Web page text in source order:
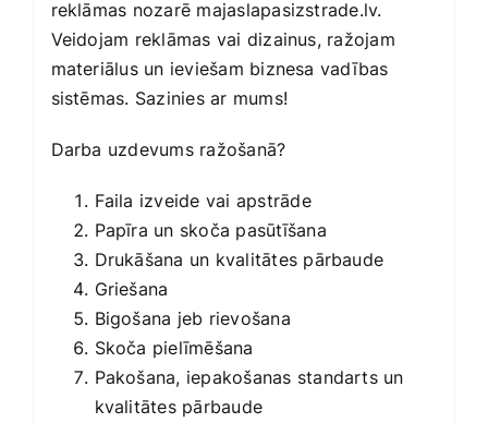
reklāmas nozarē majaslapasizstrade.lv.
Veidojam reklāmas vai dizainus, ražojam
materiālus un ieviešam biznesa vadības
sistēmas. Sazinies ar mums!
Darba uzdevums ražošanā?
Faila izveide vai apstrāde
Papīra un skoča pasūtīšana
Drukāšana un kvalitātes pārbaude
Griešana
Bigošana jeb rievošana
Skoča pielīmēšana
Pakošana, iepakošanas standarts un
kvalitātes pārbaude